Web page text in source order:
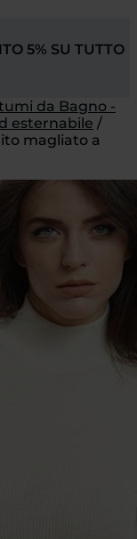
5% SU TUTTO
da Bagno -
esternabile /
magliato a